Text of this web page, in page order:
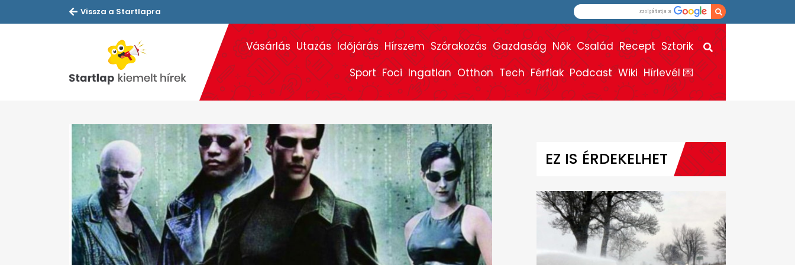
Vissza a Startlapra
Vásárlás Utazás Időjárás Hírszem Szórakozás Gazdaság Nők Család Recept Sztorik
Sport Foci Ingatlan Otthon Tech Férfiak Podcast Wiki Hírlevél 💌
EZ IS ÉRDEKELHET